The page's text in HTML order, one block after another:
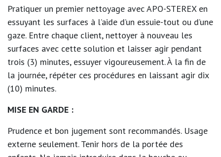
Pratiquer un premier nettoyage avec APO-STEREX en
essuyant les surfaces à l’aide d’un essuie-tout ou d’une
gaze. Entre chaque client, nettoyer à nouveau les
surfaces avec cette solution et laisser agir pendant
trois (3) minutes, essuyer vigoureusement. À la fin de
la journée, répéter ces procédures en laissant agir dix
(10) minutes.
MISE EN GARDE :
Prudence et bon jugement sont recommandés. Usage
externe seulement. Tenir hors de la portée des